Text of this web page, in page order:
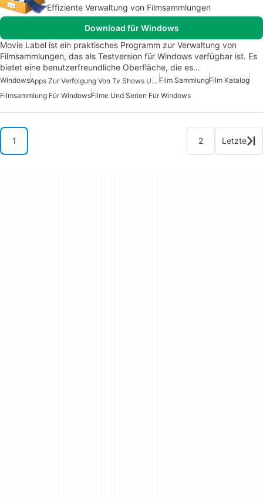
Effiziente Verwaltung von Filmsammlungen
Download für Windows
Movie Label ist ein praktisches Programm zur Verwaltung von
Filmsammlungen, das als Testversion für Windows verfügbar ist. Es
bietet eine benutzerfreundliche Oberfläche, die es…
Windows Apps Zur Verfolgung Von Tv Shows Und Filmen Film SammlungFilm Katalog
Filmsammlung Für WindowsFilme Und Serien Für Windows
1 2 Letzte